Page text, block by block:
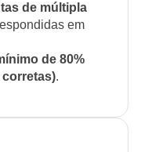
de múltipla
em
de 80%
.